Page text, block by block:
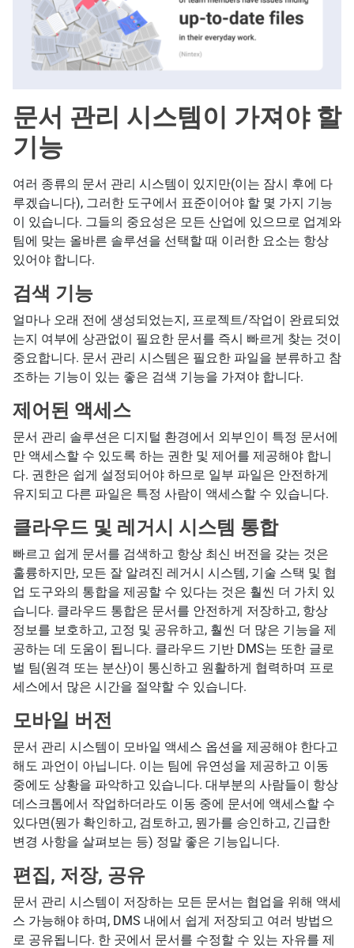
문서 관리 시스템이 가져야 할
기능
여러 종류의 문서 관리 시스템이 있지만(이는 잠시 후에 다
루겠습니다), 그러한 도구에서 표준이어야 할 몇 가지 기능
이 있습니다. 그들의 중요성은 모든 산업에 있으므로 업계와
팀에 맞는 올바른 솔루션을 선택할 때 이러한 요소는 항상
있어야 합니다.
검색 기능
얼마나 오래 전에 생성되었는지, 프로젝트/작업이 완료되었
는지 여부에 상관없이 필요한 문서를 즉시 빠르게 찾는 것이
중요합니다. 문서 관리 시스템은 필요한 파일을 분류하고 참
조하는 기능이 있는 좋은 검색 기능을 가져야 합니다.
제어된 액세스
문서 관리 솔루션은 디지털 환경에서 외부인이 특정 문서에
만 액세스할 수 있도록 하는 권한 및 제어를 제공해야 합니
다. 권한은 쉽게 설정되어야 하므로 일부 파일은 안전하게
유지되고 다른 파일은 특정 사람이 액세스할 수 있습니다.
클라우드 및 레거시 시스템 통합
빠르고 쉽게 문서를 검색하고 항상 최신 버전을 갖는 것은
훌륭하지만, 모든 잘 알려진 레거시 시스템, 기술 스택 및 협
업 도구와의 통합을 제공할 수 있다는 것은 훨씬 더 가치 있
습니다. 클라우드 통합은 문서를 안전하게 저장하고, 항상
정보를 보호하고, 고정 및 공유하고, 훨씬 더 많은 기능을 제
공하는 데 도움이 됩니다. 클라우드 기반 DMS는 또한 글로
벌 팀(원격 또는 분산)이 통신하고 원활하게 협력하며 프로
세스에서 많은 시간을 절약할 수 있습니다.
모바일 버전
문서 관리 시스템이 모바일 액세스 옵션을 제공해야 한다고
해도 과언이 아닙니다. 이는 팀에 유연성을 제공하고 이동
중에도 상황을 파악하고 있습니다. 대부분의 사람들이 항상
데스크톱에서 작업하더라도 이동 중에 문서에 액세스할 수
있다면(뭔가 확인하고, 검토하고, 뭔가를 승인하고, 긴급한
변경 사항을 살펴보는 등) 정말 좋은 기능입니다.
편집, 저장, 공유
문서 관리 시스템이 저장하는 모든 문서는 협업을 위해 액세
스 가능해야 하며, DMS 내에서 쉽게 저장되고 여러 방법으
로 공유됩니다. 한 곳에서 문서를 수정할 수 있는 자유를 제